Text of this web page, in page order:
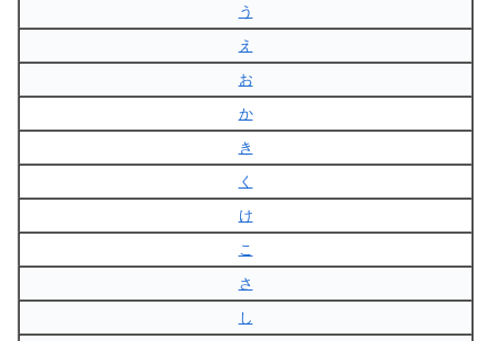
う
え
お
か
き
く
け
こ
さ
し